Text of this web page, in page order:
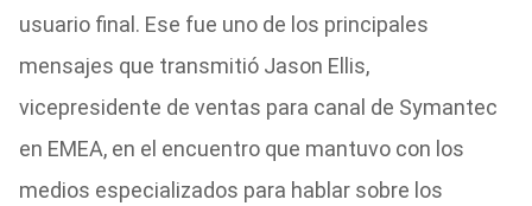
usuario final. Ese fue uno de los principales
mensajes que transmitió Jason Ellis,
vicepresidente de ventas para canal de Symantec
en EMEA, en el encuentro que mantuvo con los
medios especializados para hablar sobre los